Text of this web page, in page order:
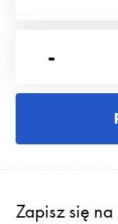
-
Zapisz się